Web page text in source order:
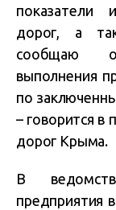
показатели
дорог, а
сообщаю
выполнения
по
– говорится
дорог Крыма.
В
предприятия